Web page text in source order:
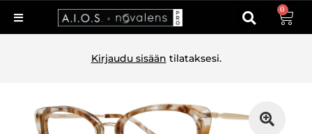
0
Kirjaudu sisään tilataksesi.